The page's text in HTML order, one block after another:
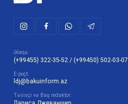
Əlaqə:
(+99455) 322-35-52 / (+99450) 502-03-07
E-poçt:
ldj@bakuinform.az
Təsisçi və Baş redaktor: